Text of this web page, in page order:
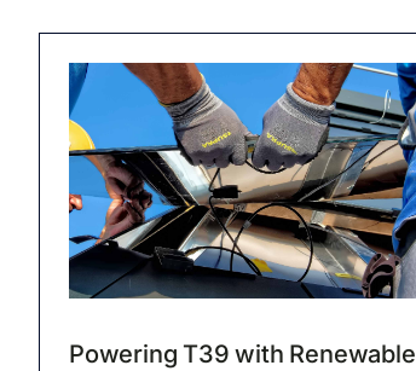
Powering T39 with Renewable